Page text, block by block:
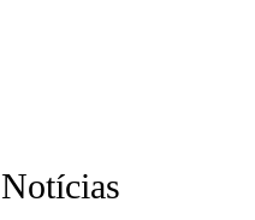
Notícias